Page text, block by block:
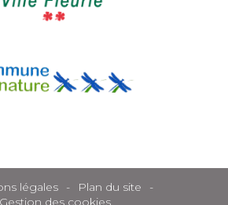
légales
Plan du site
Gestion des cookies